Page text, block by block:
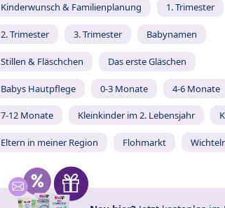
Kinderwunsch & Familienplanung 1. Trimester
2. Trimester 3. Trimester Babynamen
Stillen & Fläschchen Das erste Gläschen
Babys Hautpflege 0-3 Monate 4-6 Monate
7-12 Monate Kleinkinder im 2. Lebensjahr
Eltern in meiner Region Flohmarkt